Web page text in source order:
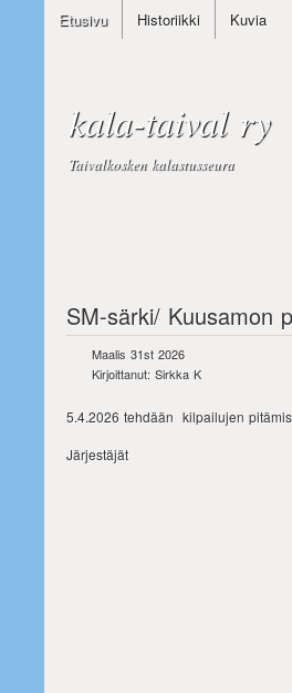
Etusivu Historiikki Kuvia
kala-taival ry
Taivalkosken kalastusseura
SM-särki/ Kuusamon
Maalis 31st 2026
Kirjoittanut: Sirkka K
5.4.2026 tehdään kilpailujen
Järjestäjät